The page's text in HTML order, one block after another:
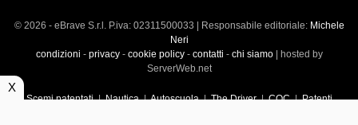
© 2026 - eBrave S.r.l. P.iva: 02311500033 | Responsabile editoriale: Michele
Neri
condizioni - privacy- cookie policy- contatti - chi siamo| hosted by
ServerWeb.net
Scemi patentati|Nautica|Autoscuola|The Driver|CQC|Patenti
X